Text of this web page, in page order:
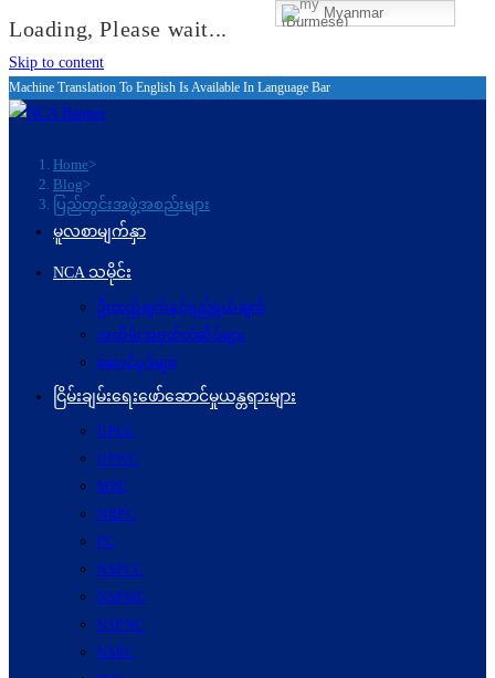
Loading, Please wait...
Skip to content
Machine Translation To English Is Available In Language Bar
Home>
Blog>
ပြည်တွင်းအဖွဲ့အစည်းများ
မူလစာမျက်နှာ
NCA သမိုင်း
ဦးတည်ချက်နှင့်ရည်ရွယ်ချက်
အထိမ်းအမှတ်တံဆိပ်များ
ဆောင်ပုဒ်များ
ငြိမ်းချမ်းရေးဖော်‌ဆောင်မှုယန္တရားများ
UPCC
UPWC
MPC
NRPC
PC
NSPCC
NSPWC
NSPNC
NSPC
Myanmar
(Burmese)